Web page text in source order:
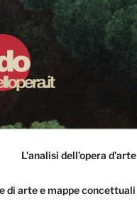
le opere d'arte per capirle
L’analisi dell’opera d’arte
di arte e mappe concettuali